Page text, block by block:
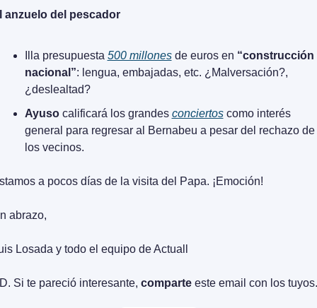
anzuelo del pescador
Illa presupuesta 500 millones de euros en “construcción
nacional”: lengua, embajadas, etc. ¿Malversación?,
¿deslealtad?
Ayuso calificará los grandes conciertos como interés
general para regresar al Bernabeu a pesar del rechazo de
los vecinos.
a pocos días de la visita del Papa. ¡Emoción!
abrazo,
Losada y todo el equipo de Actuall
Si te pareció interesante, comparte este email con los tuyos.